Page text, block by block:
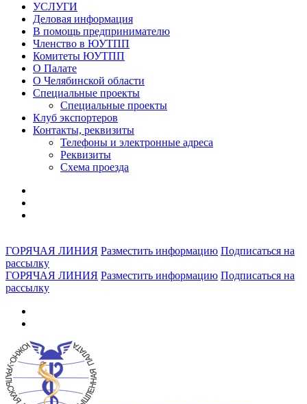
УСЛУГИ
Деловая информация
В помощь предпринимателю
Членство в ЮУТПП
Комитеты ЮУТПП
О Палате
О Челябинской области
Специальные проекты
Специальные проекты
Клуб экспортеров
Контакты, реквизиты
Телефоны и электронные адреса
Реквизиты
Схема проезда
ГОРЯЧАЯ ЛИНИЯ Разместить информацию Подписаться на
рассылку
ГОРЯЧАЯ ЛИНИЯ Разместить информацию Подписаться на
рассылку